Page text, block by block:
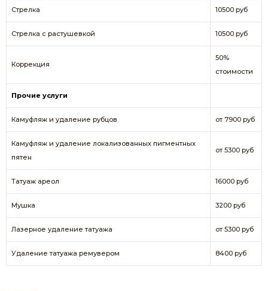
Стрелка 10500 руб
Стрелка с растушевкой 10500 руб
Коррекция
50%
стоимости
Прочие услуги
Камуфляж и удаление рубцов от 7900 руб
Камуфляж и удаление локализованных пигментных
пятен
от 5300 руб
Татуаж ареол 16000 руб
Мушка 3200 руб
Лазерное удаление татуажа от 5300 руб
Удаление татуажа ремувером 8400 руб